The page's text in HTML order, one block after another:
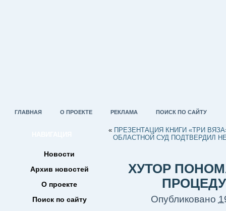
ГЛАВНАЯ О ПРОЕКТЕ РЕКЛАМА ПОИСК ПО САЙТУ
Новости
Архив новостей
О проекте
Поиск по сайту
« ПРЕЗЕНТАЦИЯ КНИГИ «ТРИ
ОБЛАСТНОЙ СУД ПОДТВЕРДИЛ
ХУТОР
Опубликовано